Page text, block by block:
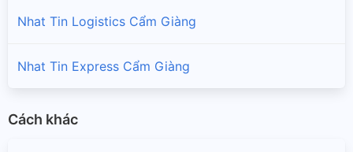
Nhat Tin Logistics Cẩm Giàng
Nhat Tin Express Cẩm Giàng
Cách khác